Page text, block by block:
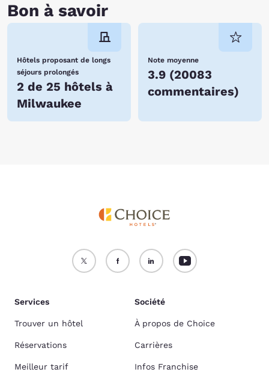
Bon à savoir
Hôtels proposant de longs
séjours prolongés
2 de 25 hôtels à
Milwaukee
Note moyenne
3.9 (20083
commentaires)
Services
Trouver un hôtel
Réservations
Meilleur tarif
Société
À propos de Choice
Carrières
Infos Franchise